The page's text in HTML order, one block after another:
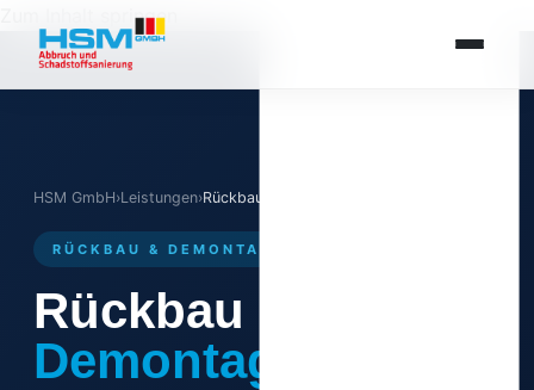
Zum Inhalt springen
HSM GmbH›Leistungen›Rückbau & Demontage
RÜCKBAU & DEMONTAGE · SEIT 2013
Rückbau &
Demontage.